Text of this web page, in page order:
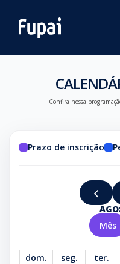
Confira nossa
Prazo de inscrição
Mês
dom. seg. ter.